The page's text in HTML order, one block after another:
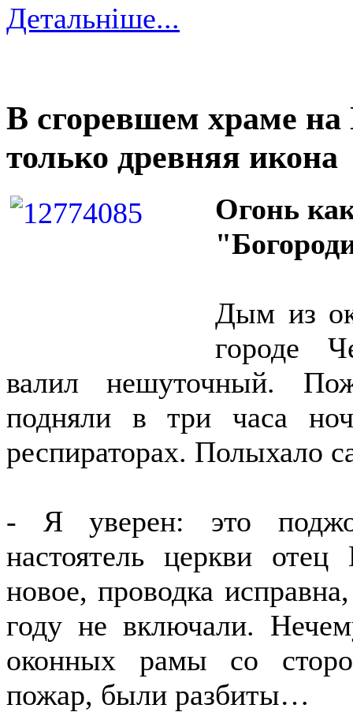
Детальніше...
В сгоревшем храме
только древняя икона
Огонь
Дым из
городе
валил нешуточный.
подняли в три часа
респираторах. Полыхало
- Я уверен: это
настоятель церкви
новое, проводка
году не включали.
оконных рамы со
пожар, были разбиты…